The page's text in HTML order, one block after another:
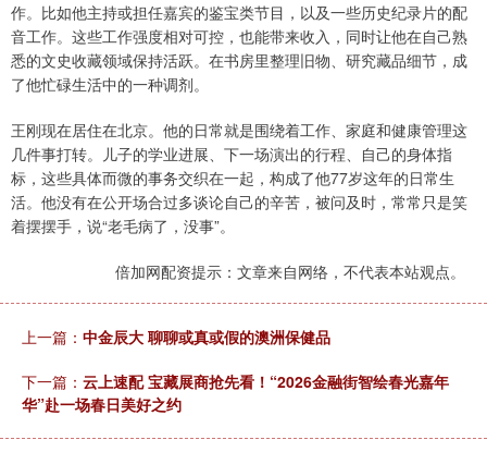
作。比如他主持或担任嘉宾的鉴宝类节目，以及一些历史纪录片的配
音工作。这些工作强度相对可控，也能带来收入，同时让他在自己熟
悉的文史收藏领域保持活跃。在书房里整理旧物、研究藏品细节，成
了他忙碌生活中的一种调剂。
王刚现在居住在北京。他的日常就是围绕着工作、家庭和健康管理这
几件事打转。儿子的学业进展、下一场演出的行程、自己的身体指
标，这些具体而微的事务交织在一起，构成了他77岁这年的日常生
活。他没有在公开场合过多谈论自己的辛苦，被问及时，常常只是笑
着摆摆手，说“老毛病了，没事”。
倍加网配资提示：文章来自网络，不代表本站观点。
上一篇： 中金辰大 聊聊或真或假的澳洲保健品
下一篇： 云上速配 宝藏展商抢先看！“2026金融街智绘春光嘉年
华”赴一场春日美好之约